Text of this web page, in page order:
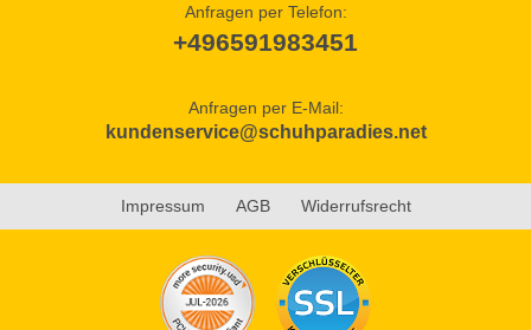
Anfragen per Telefon:
+496591983451
Anfragen per E-Mail:
kundenservice@schuhparadies.net
Impressum AGB Widerrufsrecht